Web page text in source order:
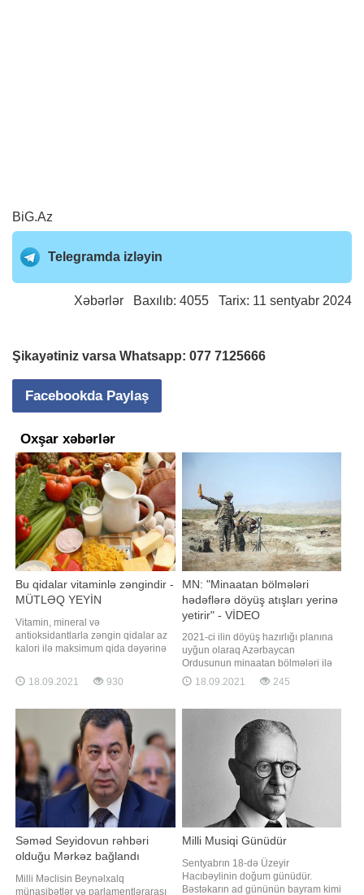
BiG.Az
Telegramda izləyin
Xəbərlər Baxılıb: 4055 Tarix: 11 sentyabr 2024
Şikayətiniz varsa Whatsapp: 077 7125666
Facebookda Paylaş
Oxşar xəbərlər
Bu qidalar vitaminlə zəngindir -
MÜTLƏQ YEYİN
Vitamin, mineral və
antioksidantlarla zəngin qidalar az
kalori ilə maksimum qida dəyərinə
məhsullarına, həmçinin super
qidalar da deyilir. -ın məlumatına
Təhlükəsizliyi İnstitutundan bildirilib
ki, gündəlik qida rasionunda super
qidaların istehlakın
18.09.2021 930
MN: "Minaatan bölmələri
hədəflərə döyüş atışları yerinə
yetirir" - VİDEO
2021-ci ilin döyüş hazırlığı planına
uyğun olaraq Azərbaycan
Ordusunun minaatan bölmələri ilə
keçirilən intensiv döyüş hazırlığı
məşğələləri davam edir. Müdafiə
batareyanın atəş mövqeyini tutması
və komanda müşahidə
məntəqəsinin açılması tapşırıqlar
18.09.2021 245
Səməd Seyidovun rəhbəri
olduğu Mərkəz bağlandı
Milli Məclisin Beynəlxalq
münasibətlər və parlamentlərarası
Milli Musiqi Günüdür
Sentyabrın 18-də Üzeyir
Hacıbəylinin doğum günüdür.
Bəstəkarın ad gününün bayram kimi